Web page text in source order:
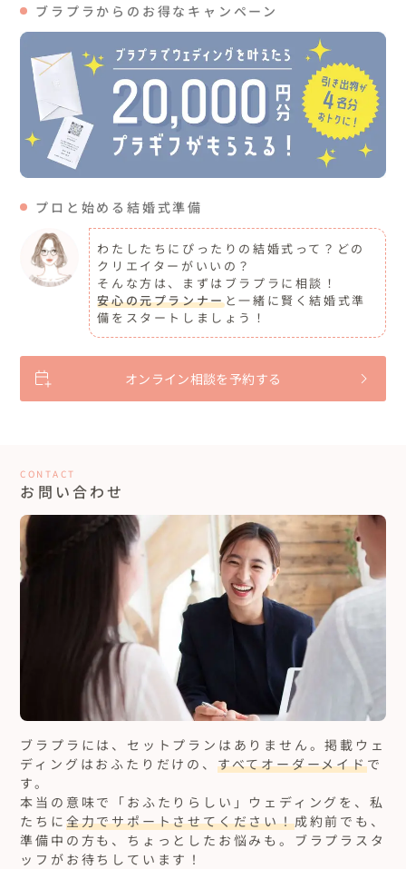
ブラプラからのお得なキャンペーン
プロと始める結婚式準備
わたしたちにぴったりの結婚式って？どの
クリエイターがいいの？
そんな方は、まずはブラプラに相談！
安心の元プランナーと一緒に賢く結婚式準
備をスタートしましょう！
オンライン相談を予約する
CONTACT
お問い合わせ
ブラプラには、セットプランはありません。掲載ウェ
ディングはおふたりだけの、 すべてオーダーメイドで
す。
本当の意味で「おふたりらしい」ウェディングを、私
たちに 全力でサポートさせてください！成約前でも、
準備中の方も、ちょっとしたお悩みも。ブラプラスタ
ッフがお待ちしています！